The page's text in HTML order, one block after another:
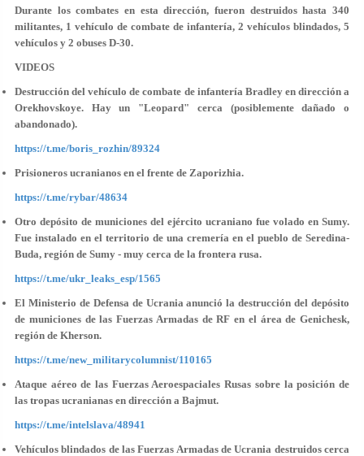
Durante los combates en esta dirección, fueron destruidos hasta 340
militantes, 1 vehículo de combate de infantería, 2 vehículos blindados, 5
vehículos y 2 obuses D-30.
VIDEOS
Destrucción del vehículo de combate de infantería Bradley en dirección a
Orekhovskoye. Hay un "Leopard" cerca (posiblemente dañado o
abandonado).
https://t.me/boris_rozhin/89324
Prisioneros ucranianos en el frente de Zaporizhia.
https://t.me/rybar/48634
Otro depósito de municiones del ejército ucraniano fue volado en Sumy.
Fue instalado en el territorio de una cremería en el pueblo de Seredina-
Buda, región de Sumy - muy cerca de la frontera rusa.
https://t.me/ukr_leaks_esp/1565
El Ministerio de Defensa de Ucrania anunció la destrucción del depósito
de municiones de las Fuerzas Armadas de RF en el área de Genichesk,
región de Kherson.
https://t.me/new_militarycolumnist/110165
Ataque aéreo de las Fuerzas Aeroespaciales Rusas sobre la posición de
las tropas ucranianas en dirección a Bajmut.
https://t.me/intelslava/48941
Vehículos blindados de las Fuerzas Armadas de Ucrania destruidos cerca